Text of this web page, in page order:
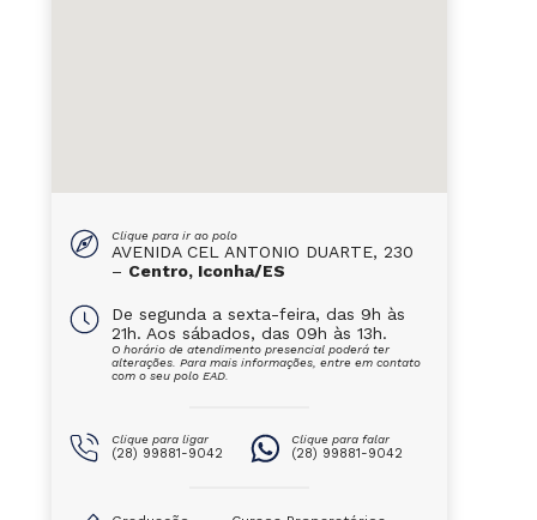
Clique para ir ao polo
AVENIDA CEL ANTONIO DUARTE, 230
– Centro, Iconha/ES
De segunda a sexta-feira, das 9h às
21h. Aos sábados, das 09h às 13h.
O horário de atendimento presencial poderá ter
alterações. Para mais informações, entre em contato
com o seu polo EAD.
Clique para ligar
(28) 99881-9042
Clique para falar
(28) 99881-9042